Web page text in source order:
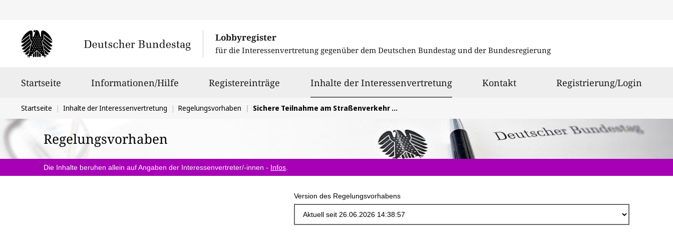
Lobbyregister
für die Interessenvertretung gegenüber dem Deutschen Bundestag und der Bundesregierung
Startseite Informationen/Hilfe Registereinträge Inhalte der Interessenvertretungausgewählt
Kontakt Registrierung/Login
Sie
befinden
sich
hier:
Startseite Inhalte der Interessenvertretung Regelungsvorhaben Sichere Teilnahme am Straßenverkehr mit Elektrokleinstfahrzeugen
Regelungsvorhaben
Die Inhalte beruhen allein auf Angaben der Interessenvertreter/-innen - Infos
Version des Regelungsvorhabens